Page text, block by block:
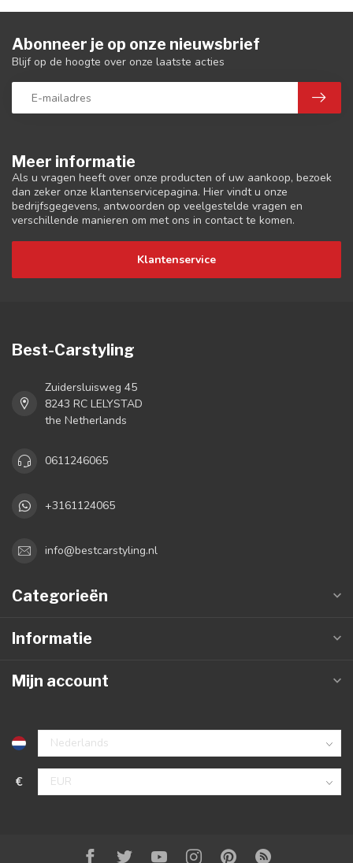
Meer informatie
Als u vragen heeft over onze producten of uw aankoop, bezoek
dan zeker onze klantenservicepagina. Hier vindt u onze
bedrijfsgegevens, antwoorden op veelgestelde vragen en
verschillende manieren om met ons in contact te komen.
Klantenservice
Abonneer je op onze nieuwsbrief
Blijf op de hoogte over onze laatste acties
Best-Carstyling
Zuidersluisweg 45
8243 RC LELYSTAD
the Netherlands
0611246065
+3161124065
info@bestcarstyling.nl
Categorieën
Informatie
Mijn account
€